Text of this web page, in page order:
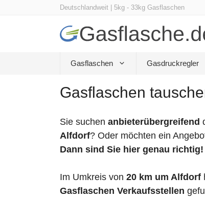
Deutschlandweit | 5kg - 33kg Gasflaschen
Gasflaschen Gasdruckregler
Gasflaschen
Sie suchen anbieterübergreifend
Alfdorf? Oder möchten ein
Dann sind Sie hier genau richtig!
Im Umkreis von 20 km um Alfdorf
Gasflaschen Verkaufsstellen